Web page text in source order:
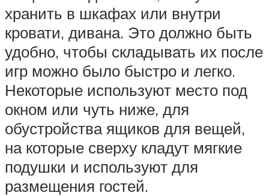
хранить в шкафах или внутри
кровати, дивана. Это должно быть
удобно, чтобы складывать их после
игр можно было быстро и легко.
Некоторые используют место под
окном или чуть ниже, для
обустройства ящиков для вещей,
на которые сверху кладут мягкие
подушки и используют для
размещения гостей.